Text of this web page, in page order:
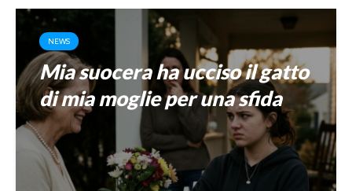
NEWS
Mia suocera ha ucciso il gatto
di mia moglie per una sfida